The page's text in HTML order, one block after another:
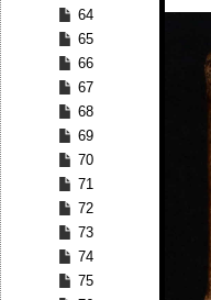
64
65
66
67
68
69
70
71
72
73
74
75